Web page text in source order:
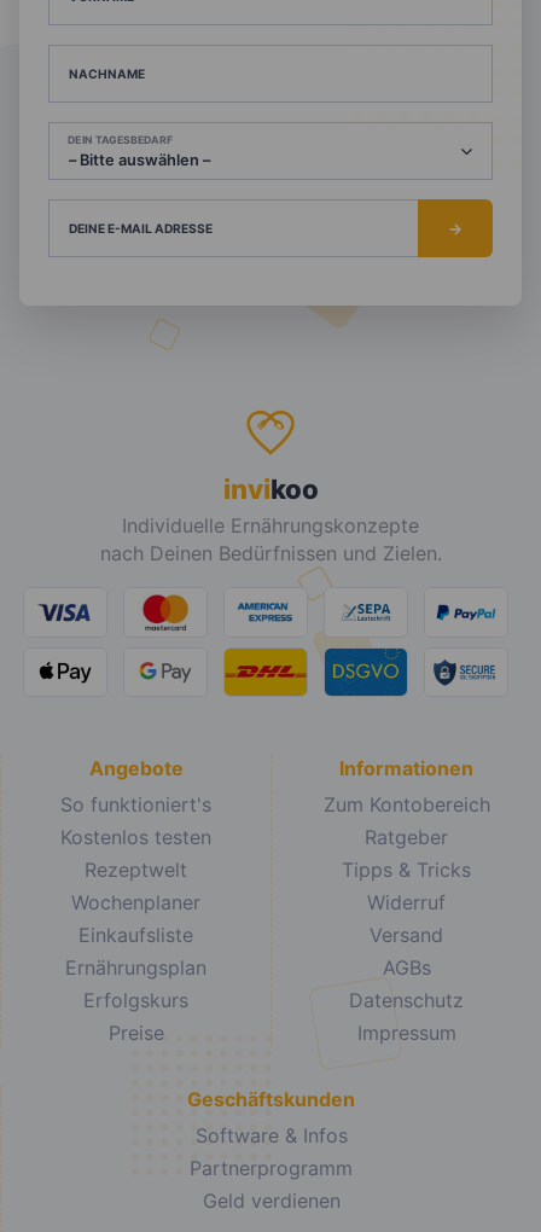
NACHNAME
DEIN TAGESBEDARF
DEINE E-MAIL ADRESSE
invikoo
Individuelle Ernährungskonzepte
nach Deinen Bedürfnissen und Zielen.
Angebote
So funktioniert's
Kostenlos testen
Rezeptwelt
Wochenplaner
Einkaufsliste
Ernährungsplan
Erfolgskurs
Preise
Informationen
Zum Kontobereich
Ratgeber
Tipps & Tricks
Widerruf
Versand
AGBs
Datenschutz
Impressum
Geschäftskunden
Software & Infos
Partnerprogramm
Geld verdienen